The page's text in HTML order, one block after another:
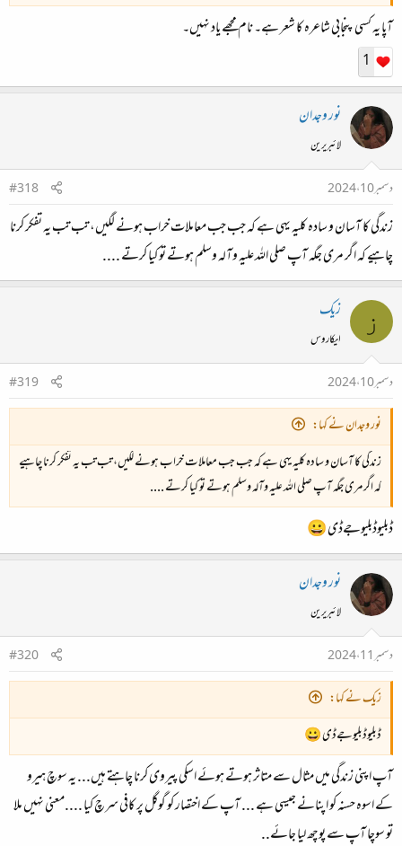
آپا یہ کسی پنجابی شاعرہ کا شعر ہے۔ نام مجھے یاد نہیں۔
1
نور وجدان
لائبریرین
دسمبر 10، 2024
#318
زندگی کا آسان و سادہ کلیہ یہی ہے کہ جب جب معاملات خراب ہونے لگیں، تب تب یہ تفکر کرنا
چاہیے کہ اگر مری جگہ آپ صلی اللہ علیہ وآلہ وسلم ہوتے تو کیا کرتے ....
ز زیک
ایکاروس
دسمبر 10، 2024
#319
نور وجدان نے کہا:
زندگی کا آسان و سادہ کلیہ یہی ہے کہ جب جب معاملات خراب ہونے لگیں، تب تب یہ تفکر کرنا چاہیے
کہ اگر مری جگہ آپ صلی اللہ علیہ وآلہ وسلم ہوتے تو کیا کرتے ....
ڈبلیوڈبلیوجےڈی 😀
نور وجدان
لائبریرین
دسمبر 11، 2024
#320
زیک نے کہا:
ڈبلیوڈبلیوجےڈی 😀
آپ اپنی زندگی میں مثال سے متاثر ہوتے ہوئے اسکی پیروی کرنا چاہتے ہیں... یہ سوچ ہیرو
کے اسوہ حسنہ کو اپنانے جیسی ہے ... آپ کے اختصار کو گوگل پر کافی سرچ کیا ....معنی نہیں ملا
تو سوچا آپ سے پوچھ لیا جائے..